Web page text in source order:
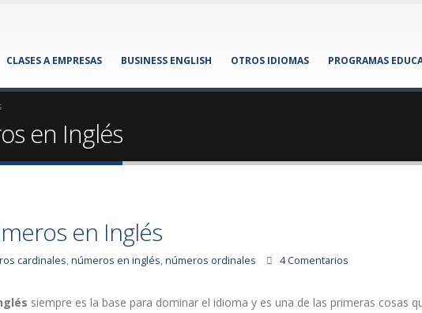
CLASES A EMPRESAS BUSINESS ENGLISH OTROS IDIOMAS PROGRAMAS
en Inglés
en Inglés
cardinales,números en inglés,números ordinales 4 Comentarios
siempre es la base para dominar el idioma y es una de las primeras cosas